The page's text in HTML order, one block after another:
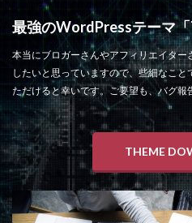
最強のWordPressテーマ「
本当にブロガーさんやアフィリエイタ
したいと思っていますので、些細なこ
ただけると幸いです。ご要望も、バグ報
THEME